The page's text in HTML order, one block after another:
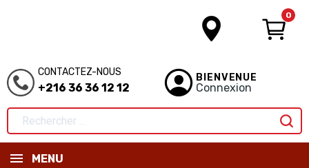
0
CONTACTEZ-NOUS
+216 36 36 12 12
BIENVENUE
Connexion
MENU